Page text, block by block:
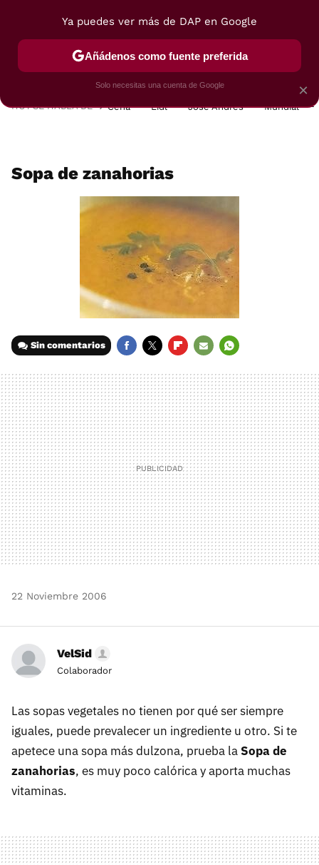
POSTRES VIAJES SELECCIÓN VEGUI
HOY SE HABLA DE Cena Lidl José Andrés Mundial
Sopa de zanahorias
Sin comentarios
MAIL
22 Noviembre 2006
VelSid
Colaborador
Las sopas vegetales no tienen por qué ser siempre
iguales, puede prevalecer un ingrediente u otro. Si te
apetece una sopa más dulzona, prueba la Sopa de
zanahorias, es muy poco calórica y aporta muchas
vitaminas.
×
Ya puedes ver más de DAP en Google
Añádenos como fuente preferida
Solo necesitas una cuenta de Google